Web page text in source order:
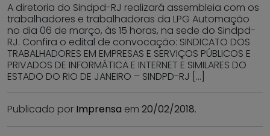
A diretoria do Sindpd-RJ realizará assembleia com os
trabalhadores e trabalhadoras da LPG Automação
no dia 06 de março, às 15 horas, na sede do Sindpd-
RJ. Confira o edital de convocação: SINDICATO DOS
TRABALHADORES EM EMPRESAS E SERVIÇOS PÚBLICOS E
PRIVADOS DE INFORMÁTICA E INTERNET E SIMILARES DO
ESTADO DO RIO DE JANEIRO – SINDPD-RJ […]
Publicado por Imprensa em 20/02/2018.